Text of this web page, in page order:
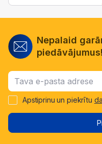
Nepalaid
piedāvājumus!
Apstiprinu un piekrītu